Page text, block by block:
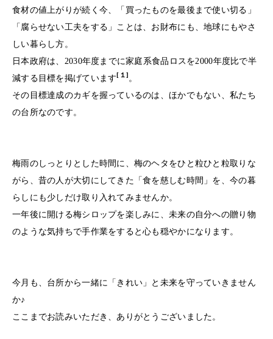
食材の値上がりが続く今、「買ったものを最後まで使い切る」
「腐らせない工夫をする」ことは、お財布にも、地球にもやさ
しい暮らし方。
日本政府は、2030年度までに家庭系食品ロスを2000年度比で半
減する目標を掲げています [１]
。
その目標達成のカギを握っているのは、ほかでもない、私たち
の台所なのです。
梅雨のしっとりとした時間に、梅のヘタをひと粒ひと粒取りな
がら、昔の人が大切にしてきた「食を慈しむ時間」を、今の暮
らしにも少しだけ取り入れてみませんか。
一年後に開ける梅シロップを楽しみに、未来の自分への贈り物
のような気持ちで手作業をすると心も穏やかになります。
今月も、台所から一緒に「きれい」と未来を守っていきません
か♪
ここまでお読みいただき、ありがとうございました。